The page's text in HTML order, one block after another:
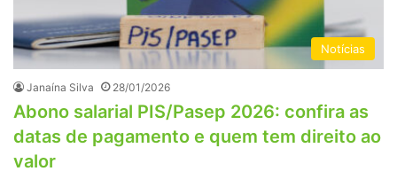
Notícias
Janaína Silva 28/01/2026
Abono salarial PIS/Pasep 2026: confira as
datas de pagamento e quem tem direito ao
valor